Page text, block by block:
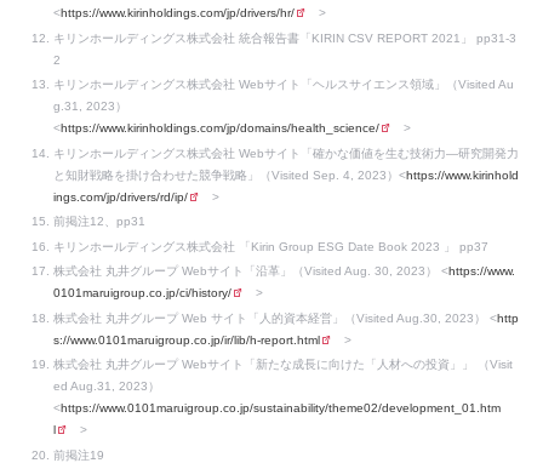
<https://www.kirinholdings.com/jp/drivers/hr/
>
キリンホールディングス株式会社 統合報告書「KIRIN CSV REPORT 2021」 pp31-3
2
キリンホールディングス株式会社 Webサイト「ヘルスサイエンス領域」（Visited Au
g.31, 2023）
<https://www.kirinholdings.com/jp/domains/health_science/
>
キリンホールディングス株式会社 Webサイト「確かな価値を生む技術力―研究開発力
と知財戦略を掛け合わせた競争戦略」（Visited Sep. 4, 2023）<https://www.kirinhold
ings.com/jp/drivers/rd/ip/
>
前掲注12、pp31
キリンホールディングス株式会社 「Kirin Group ESG Date Book 2023 」 pp37
株式会社 丸井グループ Webサイト「沿革」（Visited Aug. 30, 2023） <https://www.
0101maruigroup.co.jp/ci/history/
>
株式会社 丸井グループ Web サイト「人的資本経営」（Visited Aug.30, 2023） <http
s://www.0101maruigroup.co.jp/ir/lib/h-report.html
>
株式会社 丸井グループ Webサイト「新たな成長に向けた「人材への投資」」 （Visit
ed Aug.31, 2023）
<https://www.0101maruigroup.co.jp/sustainability/theme02/development_01.htm
l
>
前掲注19